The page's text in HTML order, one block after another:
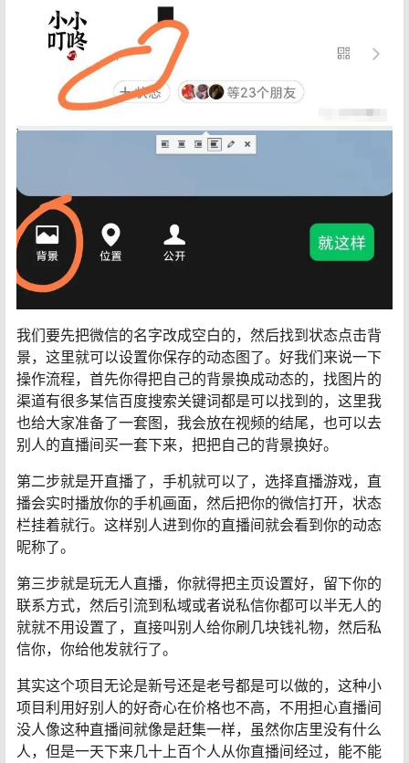
我们要先把微信的名字改成空白的，然后找到状态点击背
景，这里就可以设置你保存的动态图了。好我们来说一下
操作流程，首先你得把自己的背景换成动态的，找图片的
渠道有很多某信百度搜索关键词都是可以找到的，这里我
也给大家准备了一套图，我会放在视频的结尾，也可以去
别人的直播间买一套下来，把把自己的背景换好。
第二步就是开直播了，手机就可以了，选择直播游戏，直
播会实时播放你的手机画面，然后把你的微信打开，状态
栏挂着就行。这样别人进到你的直播间就会看到你的动态
昵称了。
第三步就是玩无人直播，你就得把主页设置好，留下你的
联系方式，然后引流到私域或者说私信你都可以半无人的
就就不用设置了，直接叫别人给你刷几块钱礼物，然后私
信你，你给他发就行了。
其实这个项目无论是新号还是老号都是可以做的，这种小
项目利用好别人的好奇心在价格也不高，不用担心直播间
没人像这种直播间就像是赶集一样，虽然你店里没有什么
人，但是一天下来几十上百个人从你直播间经过，能不能